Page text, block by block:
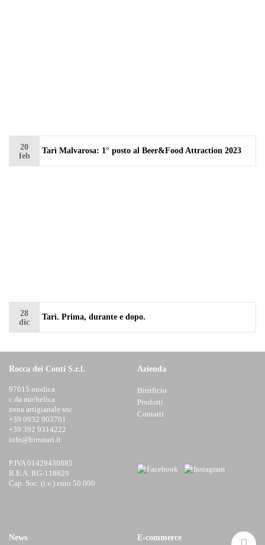
Tarì Malvarosa: 1° posto al Beer&Food Attraction 2023
20
feb
Tarì. Prima, durante e dopo.
28
dic
Rocca dei Conti S.r.l.
97015 modica
c.da michelica
zona artigianale snc
+39 0932 903701
+39 392 9314222
info@birratari.it
P.IVA 01429430885
R.E.A. RG-118629
Cap. Soc. (i.v.) euro 50.000
Azienda
Birrificio
Prodotti
Contatti
News E-commerce